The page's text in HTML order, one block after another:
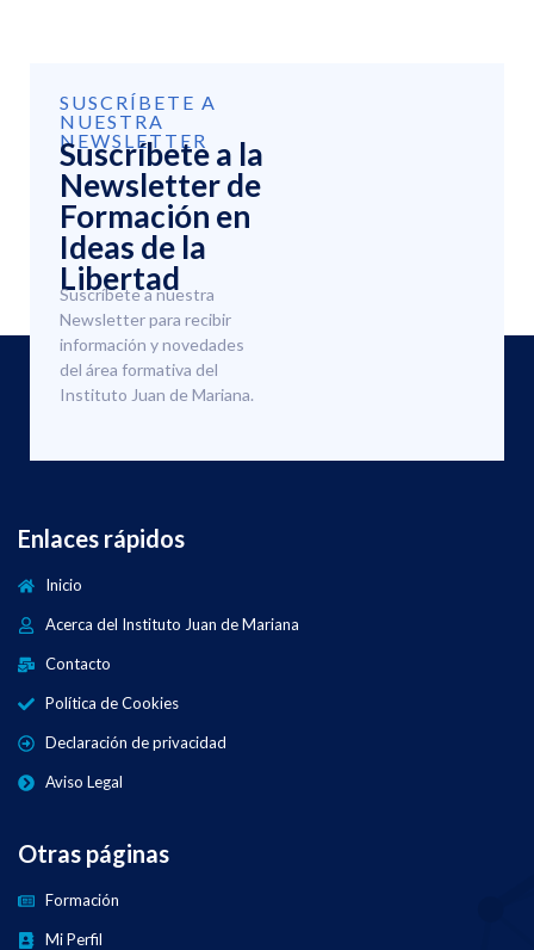
SUSCRÍBETE A
NUESTRA
NEWSLETTER
Suscríbete a la
Newsletter de
Formación en
Ideas de la
Libertad
Suscríbete a nuestra
Newsletter para recibir
información y novedades
del área formativa del
Instituto Juan de Mariana.
Enlaces rápidos
Inicio
Acerca del Instituto Juan de Mariana
Contacto
Política de Cookies
Declaración de privacidad
Aviso Legal
Otras páginas
Formación
Mi Perfil